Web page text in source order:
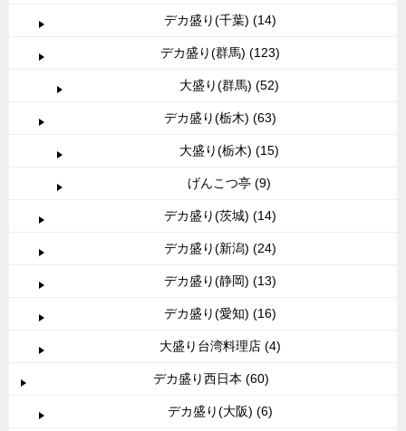
デカ盛り(千葉) (14)
デカ盛り(群馬) (123)
大盛り(群馬) (52)
デカ盛り(栃木) (63)
大盛り(栃木) (15)
げんこつ亭 (9)
デカ盛り(茨城) (14)
デカ盛り(新潟) (24)
デカ盛り(静岡) (13)
デカ盛り(愛知) (16)
大盛り台湾料理店 (4)
デカ盛り西日本 (60)
デカ盛り(大阪) (6)